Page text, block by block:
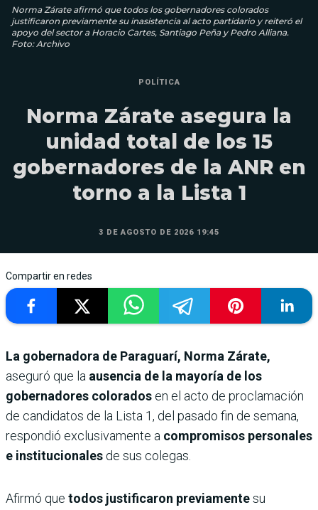
Norma Zárate afirmó que todos los gobernadores colorados
justificaron previamente su inasistencia al acto partidario y reiteró el
apoyo del sector a Horacio Cartes, Santiago Peña y Pedro Alliana.
Foto: Archivo
POLÍTICA
Norma Zárate asegura la
unidad total de los 15
gobernadores de la ANR en
torno a la Lista 1
3 DE AGOSTO DE 2026 19:45
Compartir en redes
La gobernadora de Paraguarí, Norma Zárate,
aseguró que la ausencia de la mayoría de los
gobernadores colorados en el acto de proclamación
de candidatos de la Lista 1, del pasado fin de semana,
respondió exclusivamente a compromisos personales
e institucionales de sus colegas.
Afirmó que todos justificaron previamentesu